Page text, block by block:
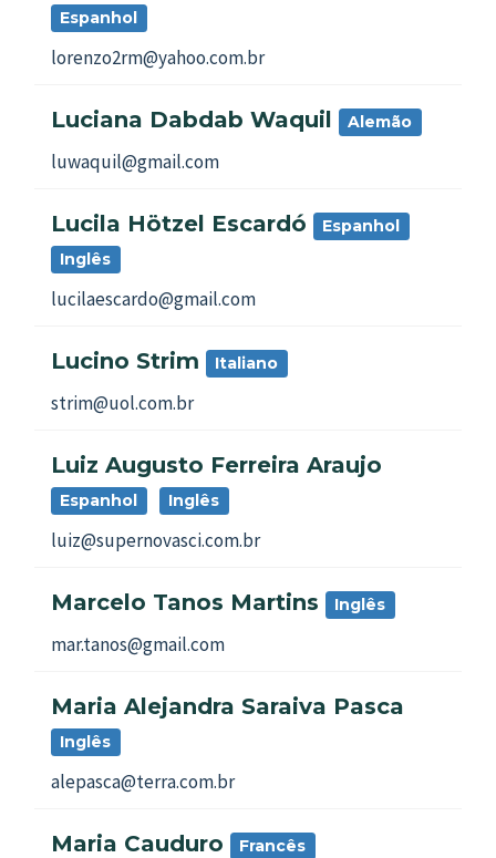
Espanhol
lorenzo2rm@yahoo.com.br
Luciana Dabdab Waquil Alemão
luwaquil@gmail.com
Lucila Hötzel Escardó
Espanhol
Inglês
lucilaescardo@gmail.com
Lucino Strim Italiano
strim@uol.com.br
Luiz Augusto Ferreira Araujo
Espanhol Inglês
luiz@supernovasci.com.br
Marcelo Tanos Martins Inglês
mar.tanos@gmail.com
Maria Alejandra Saraiva Pasca
Inglês
alepasca@terra.com.br
Maria Cauduro Francês